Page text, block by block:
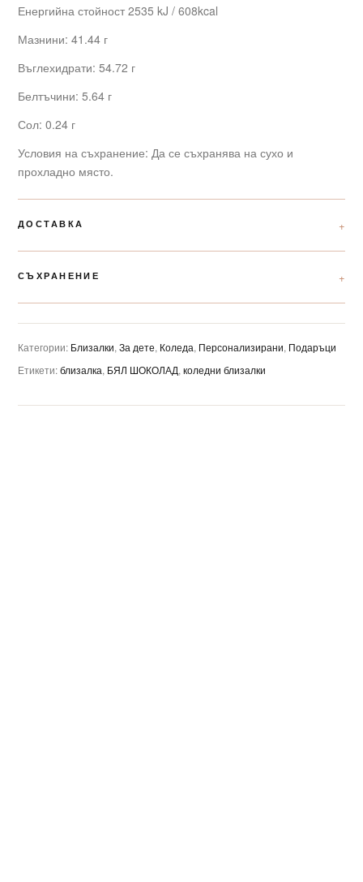
Енергийна стойност 2535 kJ / 608kcal
Мазнини: 41.44 г
Въглехидрати: 54.72 г
Белтъчини: 5.64 г
Сол: 0.24 г
Условия на съхранение: Да се съхранява на сухо и
прохладно място.
ДОСТАВКА
СЪХРАНЕНИЕ
Категории: Близалки, За дете, Коледа, Персонализирани, Подаръци
Етикети:близалка, БЯЛ ШОКОЛАД, коледни близалки